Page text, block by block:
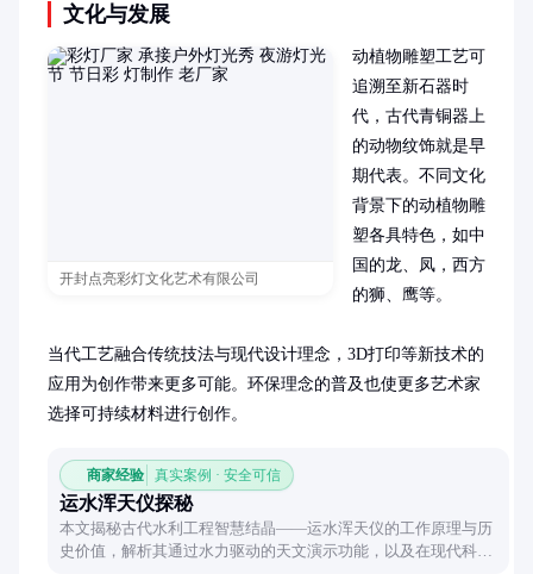
文化与发展
开封点亮彩灯文化艺术有限公司
动植物雕塑工艺可
追溯至新石器时
代，古代青铜器上
的动物纹饰就是早
期代表。不同文化
背景下的动植物雕
塑各具特色，如中
国的龙、凤，西方
的狮、鹰等。
当代工艺融合传统技法与现代设计理念，3D打印等新技术的
应用为创作带来更多可能。环保理念的普及也使更多艺术家
选择可持续材料进行创作。
商家经验 真实案例 · 安全可信
运水浑天仪探秘
本文揭秘古代水利工程智慧结晶——运水浑天仪的工作原理与历
史价值，解析其通过水力驱动的天文演示功能，以及在现代科技